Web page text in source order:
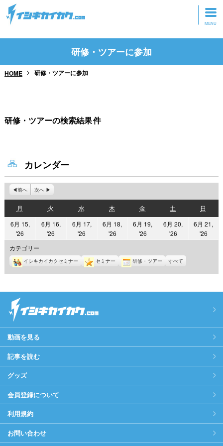
トップページ
研修・ツアーに参加
研修・ツアーに参加
HOME 研修・ツアーに参加
研修・ツアーの検索結果件
カレンダー
前へ 次へ
月
曜
日
火
曜
日
水水
曜
日
木
曜
日
金金
曜
日
土
曜
日
日
曜
日
6月 15,
'26
年
6
月
15
6月 16,
'26
6
月
16
6月 17,
'26
6
月
17
6月 18,
'262026
6
月
18
6月 19,
'262026
6
月
19
6月 20,
'262026
6
月
20
6月 21,
'262026
21
カテゴリー
イシキカイカクセミナー セミナー 研修・ツアー すべて
動画を見る
記事を読む
グッズ
会員登録について
利用規約
お問い合わせ